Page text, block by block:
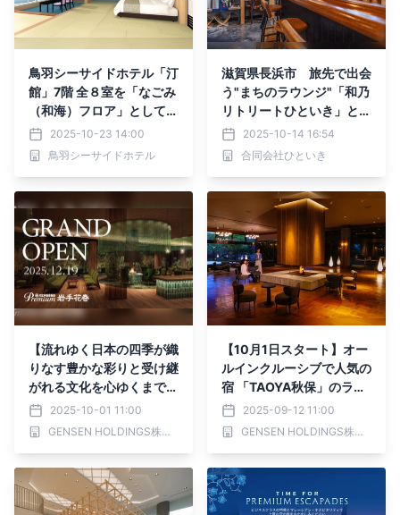
鳥羽シーサイドホテル「汀
館」7階 全８室を「なごみ
（和海）フロア」としてリ
ニューアル
2025-10-23 14:00
鳥羽シーサイドホテル
滋賀県長浜市 旅先で出会
う"まちのラウンジ"「和乃
リトリートひといき」と
スペインバル「Palomino
（パロミノ）」が10月17
日より提供開始
2025-10-14 16:54
合同会社ひといき
【流れゆく日本の四季が織
りなす豊かな彩りと受け継
がれる文化を心ゆくまで堪
能できる温泉宿】岩手初出
店「大江戸温泉物語Premi
um 岩手花巻」2025年12
2025-10-01 11:00
GENSEN HOLDINGS株式会社
【10月1日スタート】オー
ルインクルーシブで人気の
宿 「TAOYA秋保」のラウ
ンジメニューがリニューア
ル！ 目の前で仕上げるモ
ンブランやフルーツなど1
2025-09-12 11:00
GENSEN HOLDINGS株式会社